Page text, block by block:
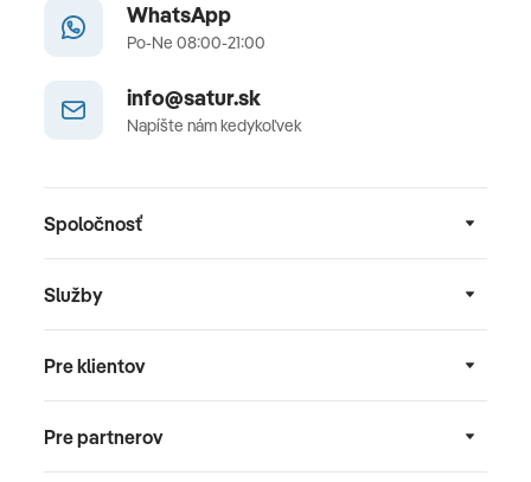
WhatsApp
Po-Ne 08:00-21:00
info@satur.sk
Napíšte nám kedykoľvek
Spoločnosť
Služby
Pre klientov
Pre partnerov